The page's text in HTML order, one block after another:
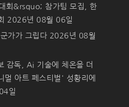
회&rsquo; 참가팀 모집, 한
2026년 08월 06일
가가 그립다 2026년 08월
감독, Ai 기술에 체온을 더
아트 페스티벌' 성황리에
일